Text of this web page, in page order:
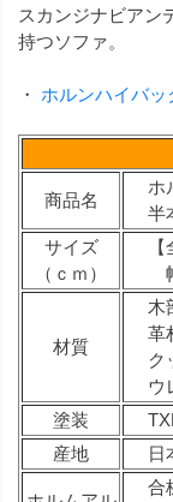
スカンジナビアン
持つソファ。
・ ホルンハイバ
商品名
ホ
半
サイズ
（ｃｍ）
材質
木
革
ク
ウ
塗装
産地
日